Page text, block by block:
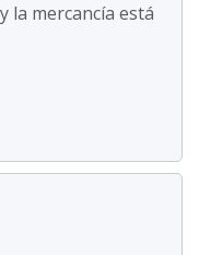
la mercancía está